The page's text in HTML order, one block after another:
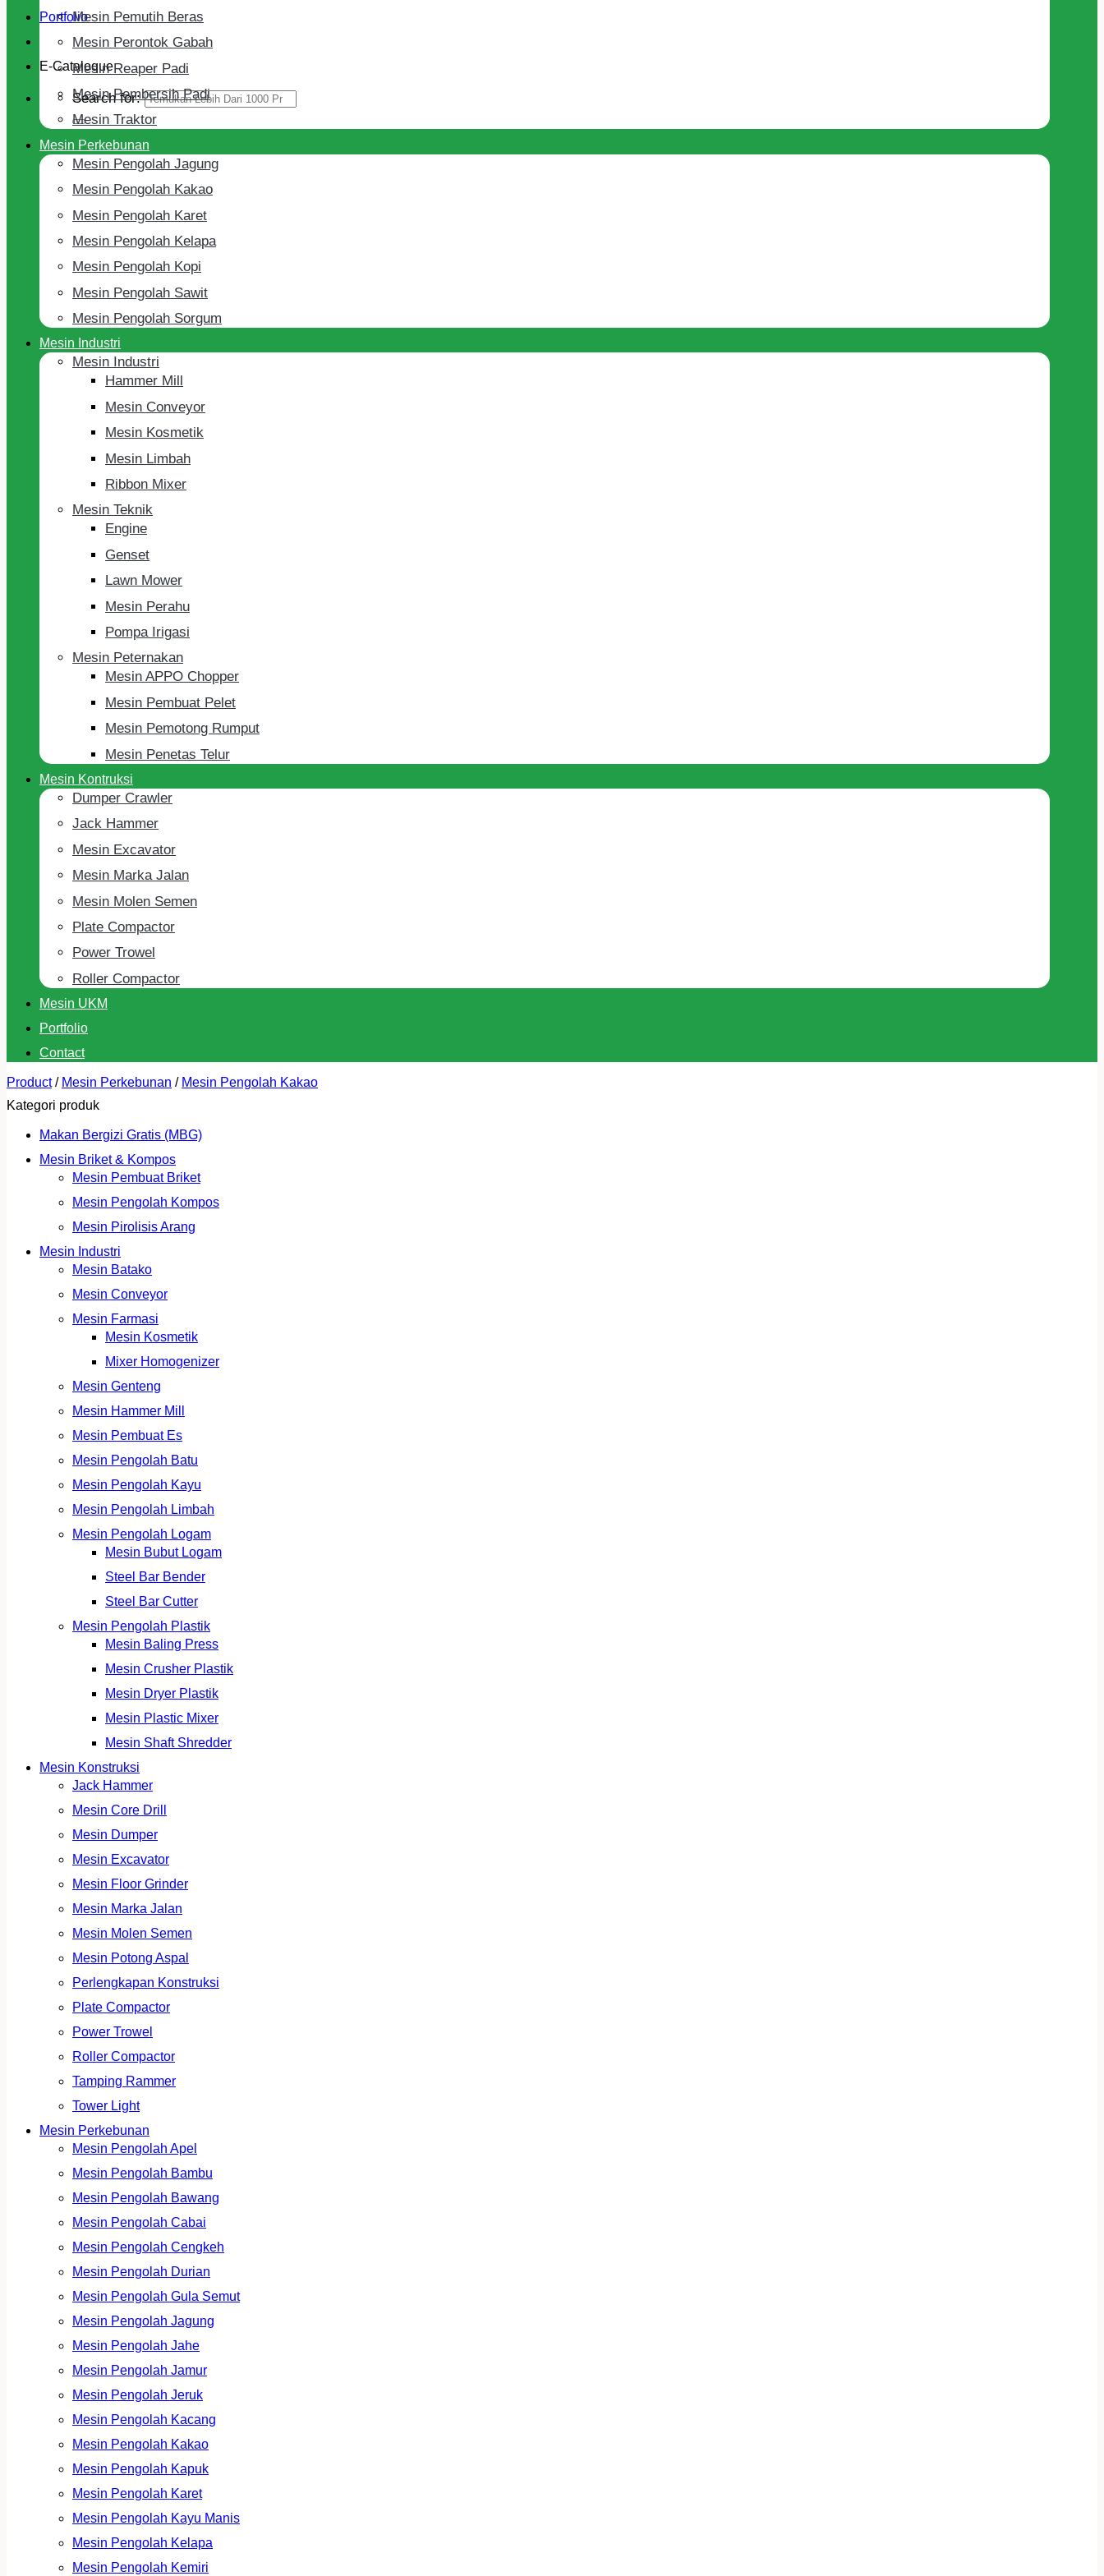
Portfolio
E-Cataloque
Search for:
Mesin Pemutih Beras
Mesin Perontok Gabah
Mesin Reaper Padi
Mesin Pembersih Padi
Mesin Traktor
Mesin Perkebunan
Mesin Pengolah Jagung
Mesin Pengolah Kakao
Mesin Pengolah Karet
Mesin Pengolah Kelapa
Mesin Pengolah Kopi
Mesin Pengolah Sawit
Mesin Pengolah Sorgum
Mesin Industri
Mesin Industri
Hammer Mill
Mesin Conveyor
Mesin Kosmetik
Mesin Limbah
Ribbon Mixer
Mesin Teknik
Engine
Genset
Lawn Mower
Mesin Perahu
Pompa Irigasi
Mesin Peternakan
Mesin APPO Chopper
Mesin Pembuat Pelet
Mesin Pemotong Rumput
Mesin Penetas Telur
Mesin Kontruksi
Dumper Crawler
Jack Hammer
Mesin Excavator
Mesin Marka Jalan
Mesin Molen Semen
Plate Compactor
Power Trowel
Roller Compactor
Mesin UKM
Portfolio
Contact
Product / Mesin Perkebunan / Mesin Pengolah Kakao
Kategori produk
Makan Bergizi Gratis (MBG)
Mesin Briket & Kompos
Mesin Pembuat Briket
Mesin Pengolah Kompos
Mesin Pirolisis Arang
Mesin Industri
Mesin Batako
Mesin Conveyor
Mesin Farmasi
Mesin Kosmetik
Mixer Homogenizer
Mesin Genteng
Mesin Hammer Mill
Mesin Pembuat Es
Mesin Pengolah Batu
Mesin Pengolah Kayu
Mesin Pengolah Limbah
Mesin Pengolah Logam
Mesin Bubut Logam
Steel Bar Bender
Steel Bar Cutter
Mesin Pengolah Plastik
Mesin Baling Press
Mesin Crusher Plastik
Mesin Dryer Plastik
Mesin Plastic Mixer
Mesin Shaft Shredder
Mesin Konstruksi
Jack Hammer
Mesin Core Drill
Mesin Dumper
Mesin Excavator
Mesin Floor Grinder
Mesin Marka Jalan
Mesin Molen Semen
Mesin Potong Aspal
Perlengkapan Konstruksi
Plate Compactor
Power Trowel
Roller Compactor
Tamping Rammer
Tower Light
Mesin Perkebunan
Mesin Pengolah Apel
Mesin Pengolah Bambu
Mesin Pengolah Bawang
Mesin Pengolah Cabai
Mesin Pengolah Cengkeh
Mesin Pengolah Durian
Mesin Pengolah Gula Semut
Mesin Pengolah Jagung
Mesin Pengolah Jahe
Mesin Pengolah Jamur
Mesin Pengolah Jeruk
Mesin Pengolah Kacang
Mesin Pengolah Kakao
Mesin Pengolah Kapuk
Mesin Pengolah Karet
Mesin Pengolah Kayu Manis
Mesin Pengolah Kelapa
Mesin Pengolah Kemiri